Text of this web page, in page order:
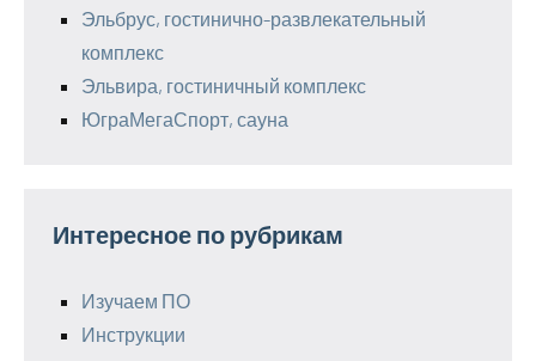
Эльбрус, гостинично-развлекательный
комплекс
Эльвира, гостиничный комплекс
ЮграМегаСпорт, сауна
Интересное по рубрикам
Изучаем ПО
Инструкции